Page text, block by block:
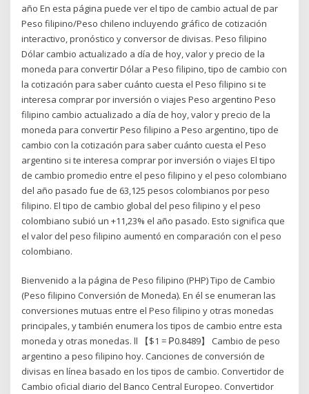
año En esta página puede ver el tipo de cambio actual de par
Peso filipino/Peso chileno incluyendo gráfico de cotización
interactivo, pronóstico y conversor de divisas. Peso filipino
Dólar cambio actualizado a día de hoy, valor y precio de la
moneda para convertir Dólar a Peso filipino, tipo de cambio con
la cotización para saber cuánto cuesta el Peso filipino si te
interesa comprar por inversión o viajes Peso argentino Peso
filipino cambio actualizado a día de hoy, valor y precio de la
moneda para convertir Peso filipino a Peso argentino, tipo de
cambio con la cotización para saber cuánto cuesta el Peso
argentino si te interesa comprar por inversión o viajes El tipo
de cambio promedio entre el peso filipino y el peso colombiano
del año pasado fue de 63,125 pesos colombianos por peso
filipino. El tipo de cambio global del peso filipino y el peso
colombiano subió un +11,23% el año pasado. Esto significa que
el valor del peso filipino aumentó en comparación con el peso
colombiano.
Bienvenido a la página de Peso filipino (PHP) Tipo de Cambio
(Peso filipino Conversión de Moneda). En él se enumeran las
conversiones mutuas entre el Peso filipino y otras monedas
principales, y también enumera los tipos de cambio entre esta
moneda y otras monedas. ll 【$1 = ₱0.8489】 Cambio de peso
argentino a peso filipino hoy. Canciones de conversión de
divisas en línea basado en los tipos de cambio. Convertidor de
Cambio oficial diario del Banco Central Europeo. Convertidor